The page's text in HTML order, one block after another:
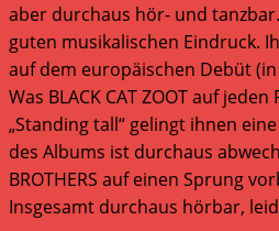
aber durchaus hör- und
guten musikalischen Eindruck.
auf dem europäischen Debüt
Was BLACK CAT ZOOT auf
„Standing tall“ gelingt ihnen
des Albums ist durchaus
BROTHERS auf einen Sprung
Insgesamt durchaus hörbar,